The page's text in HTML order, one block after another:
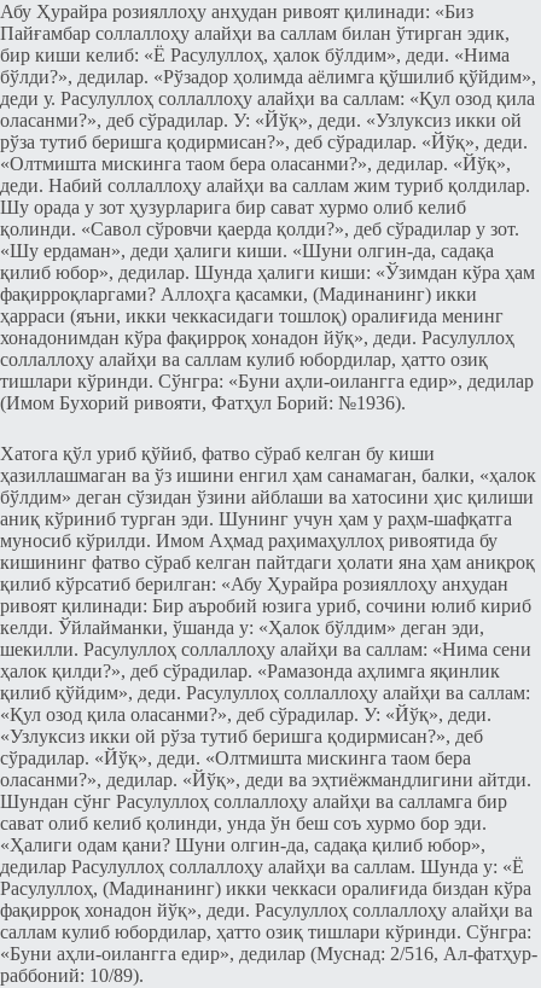
Абу Ҳурайра розияллоҳу анҳудан ривоят қилинади: «Биз
Пайғамбар соллаллоҳу алайҳи ва саллам билан ўтирган эдик,
бир киши келиб: «Ё Расулуллоҳ, ҳалок бўлдим», деди. «Нима
бўлди?», дедилар. «Рўзадор ҳолимда аёлимга қўшилиб қўйдим»,
деди у. Расулуллоҳ соллаллоҳу алайҳи ва саллам: «Қул озод қила
оласанми?», деб сўрадилар. У: «Йўқ», деди. «Узлуксиз икки ой
рўза тутиб беришга қодирмисан?», деб сўрадилар. «Йўқ», деди.
«Олтмишта мискинга таом бера оласанми?», дедилар. «Йўқ»,
деди. Набий соллаллоҳу алайҳи ва саллам жим туриб қолдилар.
Шу орада у зот ҳузурларига бир сават хурмо олиб келиб
қолинди. «Савол сўровчи қаерда қолди?», деб сўрадилар у зот.
«Шу ердаман», деди ҳалиги киши. «Шуни олгин-да, садақа
қилиб юбор», дедилар. Шунда ҳалиги киши: «Ўзимдан кўра ҳам
фақирроқларгами? Аллоҳга қасамки, (Мадинанинг) икки
ҳарраси (яъни, икки чеккасидаги тошлоқ) оралиғида менинг
хонадонимдан кўра фақирроқ хонадон йўқ», деди. Расулуллоҳ
соллаллоҳу алайҳи ва саллам кулиб юбордилар, ҳатто озиқ
тишлари кўринди. Сўнгра: «Буни аҳли-оилангга едир», дедилар
(Имом Бухорий ривояти, Фатҳул Борий: №1936).
Хатога қўл уриб қўйиб, фатво сўраб келган бу киши
ҳазиллашмаган ва ўз ишини енгил ҳам санамаган, балки, «ҳалок
бўлдим» деган сўзидан ўзини айблаши ва хатосини ҳис қилиши
аниқ кўриниб турган эди. Шунинг учун ҳам у раҳм-шафқатга
муносиб кўрилди. Имом Аҳмад раҳимаҳуллоҳ ривоятида бу
кишининг фатво сўраб келган пайтдаги ҳолати яна ҳам аниқроқ
қилиб кўрсатиб берилган: «Абу Ҳурайра розияллоҳу анҳудан
ривоят қилинади: Бир аъробий юзига уриб, сочини юлиб кириб
келди. Ўйлайманки, ўшанда у: «Ҳалок бўлдим» деган эди,
шекилли. Расулуллоҳ соллаллоҳу алайҳи ва саллам: «Нима сени
ҳалок қилди?», деб сўрадилар. «Рамазонда аҳлимга яқинлик
қилиб қўйдим», деди. Расулуллоҳ соллаллоҳу алайҳи ва саллам:
«Қул озод қила оласанми?», деб сўрадилар. У: «Йўқ», деди.
«Узлуксиз икки ой рўза тутиб беришга қодирмисан?», деб
сўрадилар. «Йўқ», деди. «Олтмишта мискинга таом бера
оласанми?», дедилар. «Йўқ», деди ва эҳтиёжмандлигини айтди.
Шундан сўнг Расулуллоҳ соллаллоҳу алайҳи ва салламга бир
сават олиб келиб қолинди, унда ўн беш соъ хурмо бор эди.
«Ҳалиги одам қани? Шуни олгин-да, садақа қилиб юбор»,
дедилар Расулуллоҳ соллаллоҳу алайҳи ва саллам. Шунда у: «Ё
Расулуллоҳ, (Мадинанинг) икки чеккаси оралиғида биздан кўра
фақирроқ хонадон йўқ», деди. Расулуллоҳ соллаллоҳу алайҳи ва
саллам кулиб юбордилар, ҳатто озиқ тишлари кўринди. Сўнгра:
«Буни аҳли-оилангга едир», дедилар (Муснад: 2/516, Ал-фатҳур-
раббоний: 10/89).